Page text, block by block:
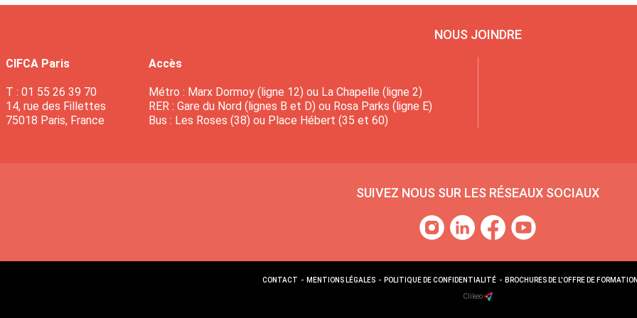
NOUS JOINDRE
CIFCA Paris
T : 01 55 26 39 70
14, rue des Fillettes
75018 Paris, France
Accès
Métro : Marx Dormoy (ligne 12) ou La Chapelle (ligne 2)
RER : Gare du Nord (lignes B et D) ou Rosa Parks (ligne E)
Bus : Les Roses (38) ou Place Hébert (35 et 60)
SUIVEZ NOUS SUR LES RÉSEAUX SOCIAUX
CONTACT - MENTIONS LÉGALES - POLITIQUE DE CONFIDENTIALITÉ - BROCHURES DE L'OFFRE DE FORMATION
Clikeo